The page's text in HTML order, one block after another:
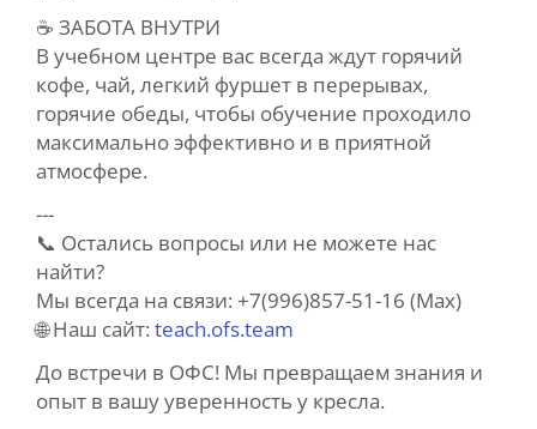
☕ ЗАБОТА ВНУТРИ
В учебном центре вас всегда ждут горячий
кофе, чай, легкий фуршет в перерывах,
горячие обеды, чтобы обучение проходило
максимально эффективно и в приятной
атмосфере.
---
📞 Остались вопросы или не можете нас
найти?
Мы всегда на связи: +7(996)857-51-16 (Max)
🌐 Наш сайт: teach.ofs.team
До встречи в ОФС! Мы превращаем знания и
опыт в вашу уверенность у кресла.